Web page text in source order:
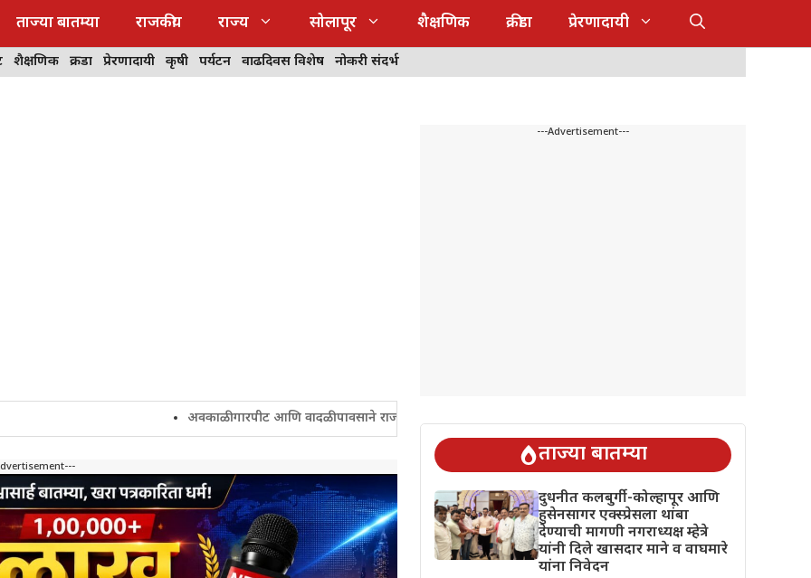
ताज्या बातम्या राजकीय राज्य सोलापूर शैक्षणिक क्रीडा प्रेरणादायी
शैक्षणिक क्रीडा प्रेरणादायी कृषी पर्यटन वाढदिवस विशेष नोकरी संदर्भ
अवकाळी गारपीट आणि वादळी पावसाने राज्यातील शेतकरी चिंतेत !
---Advertisement---
ताज्या बातम्या
दुधनीत कलबुर्गी-कोल्हापूर आणि
हुसेनसागर एक्स्प्रेसला थांबा
देण्याची मागणी नगराध्यक्ष म्हेत्रे
यांनी दिले खासदार माने व वाघमारे
यांना निवेदन